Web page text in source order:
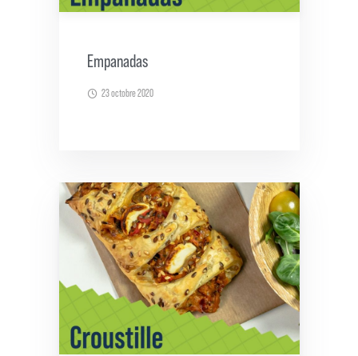
Empanadas
23 octobre 2020